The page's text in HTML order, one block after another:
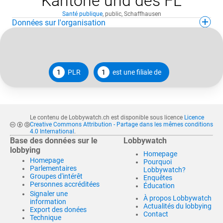
Santé publique, public, Schaffhausen
Données sur l'organisation
1 PLR 1 est une filiale de
Le contenu de Lobbywatch.ch est disponible sous licence Licence
Creative Commons Attribution - Partage dans les mêmes conditions
4.0 International .
Base des données sur le
lobbying
Homepage
Parlementaires
Groupes d'intérêt
Personnes accréditées
Signaler une
information
Export des donées
Technique
Lobbywatch
Homepage
Pourquoi
Lobbywatch?
Enquêtes
Éducation
À propos Lobbywatch
Actualités du lobbying
Contact